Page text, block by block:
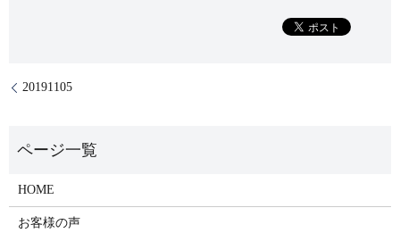
20191105
HOME
お客様の声